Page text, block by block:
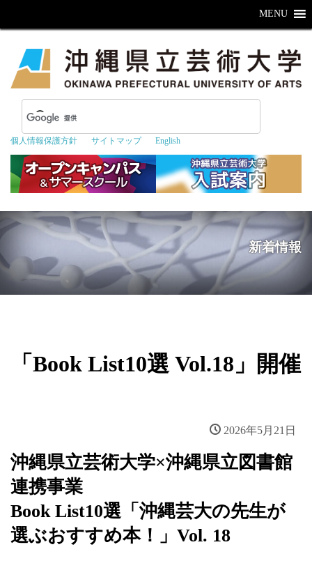
個人情報保護方針 サイトマップ English
MENU
新着情報
「Book List10選 Vol.18」開催
2026年5月21日
沖縄県立芸術大学×沖縄県立図書館
連携事業
Book List10選「沖縄芸大の先生が
選ぶおすすめ本！」Vol. 18